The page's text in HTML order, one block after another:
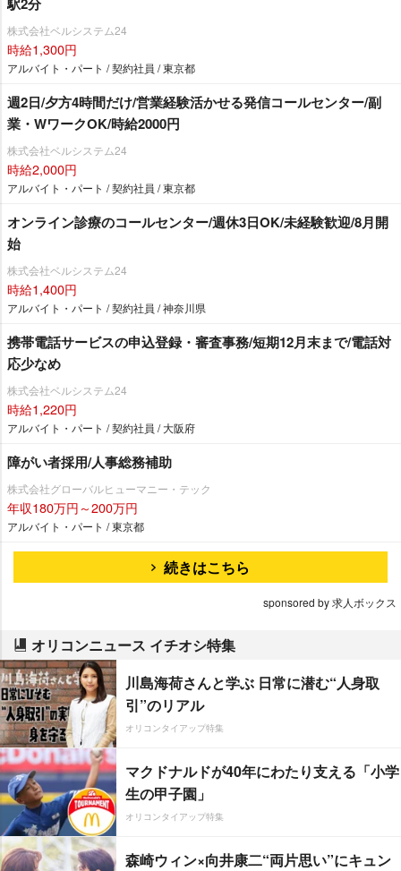
株式会社ベルシステム24
時給1,300円
アルバイト・パート / 契約社員 / 東京都
週2日/夕方4時間だけ/営業経験活かせる発信コールセンター/副
業・WワークOK/時給2000円
株式会社ベルシステム24
時給2,000円
アルバイト・パート / 契約社員 / 東京都
オンライン診療のコールセンター/週休3日OK/未経験歓迎/8月開
始
株式会社ベルシステム24
時給1,400円
アルバイト・パート / 契約社員 / 神奈川県
携帯電話サービスの申込登録・審査事務/短期12月末まで/電話対
応少なめ
株式会社ベルシステム24
時給1,220円
アルバイト・パート / 契約社員 / 大阪府
障がい者採用/人事総務補助
株式会社グローバルヒューマニー・テック
年収180万円～200万円
アルバイト・パート / 東京都
続きはこちら
sponsored by 求人ボックス
オリコンニュース イチオシ特集
川島海荷さんと学ぶ 日常に潜む“人身取
引”のリアル
オリコンタイアップ特集
マクドナルドが40年にわたり支える「小学
生の甲子園」
オリコンタイアップ特集
森崎ウィン×向井康二“両片思い”にキュン